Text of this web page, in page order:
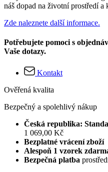
náš dopad na životní prostředí a
Zde naleznete další informace.
Potřebujete pomoci s
Vaše dotazy.
Kontakt
Ověřená kvalita
Bezpečný a spolehlivý nákup
Česká republika:
1 069,00 Kč
Bezplatné vrácení zboží
Alespoň 1 vzorek
Bezpečná platba